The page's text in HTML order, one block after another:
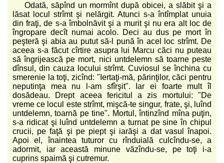
Odată, săpînd un mormînt după obicei, a slăbit şi a
lăsat locul strîmt şi nelărgit. Atunci s-a întîmplat unuia
din fraţi, de s-a îmbolnăvit şi a murit şi nu era alt loc de
îngropare decît numai acolo. Deci au dus pe mort în
peşteră şi abia au putut să-l pună în acel loc strîmt. De
aceea s-a făcut cîrtire asupra lui Marcu căci nu puteau
să îngrijească pe mort, nici untdelemn să toarne peste
dînsul, din cauza locului strîmt. Cuviosul se închina cu
smerenie la toţi, zicînd: "Iertaţi-mă, părinţilor, căci pentru
neputinţa mea nu l-am sfîrşit". Iar ei foarte mult îl
dosădeau. Drept aceea fericitul a zis mortului: "De
vreme ce locul este strîmt, mişcă-te singur, frate, şi, luînd
untdelemn, toarnă pe tine". Mortul, întinzînd mîna puţin,
s-a ridicat şi luînd untdelemn a turnat pe sine în chipul
crucii, pe faţă şi pe piept şi iarăşi a dat vasul înapoi.
Apoi el, înaintea tuturor cu rînduială culcîndu-se, a
adormit, iar această minune văzîndu-se, pe toţi i-a
cuprins spaimă şi cutremur.